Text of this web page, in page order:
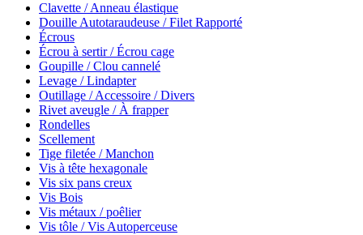
Clavette / Anneau élastique
Douille Autotaraudeuse / Filet Rapporté
Écrous
Écrou à sertir / Écrou cage
Goupille / Clou cannelé
Levage / Lindapter
Outillage / Accessoire / Divers
Rivet aveugle / À frapper
Rondelles
Scellement
Tige filetée / Manchon
Vis à tête hexagonale
Vis six pans creux
Vis Bois
Vis métaux / poêlier
Vis tôle / Vis Autoperceuse